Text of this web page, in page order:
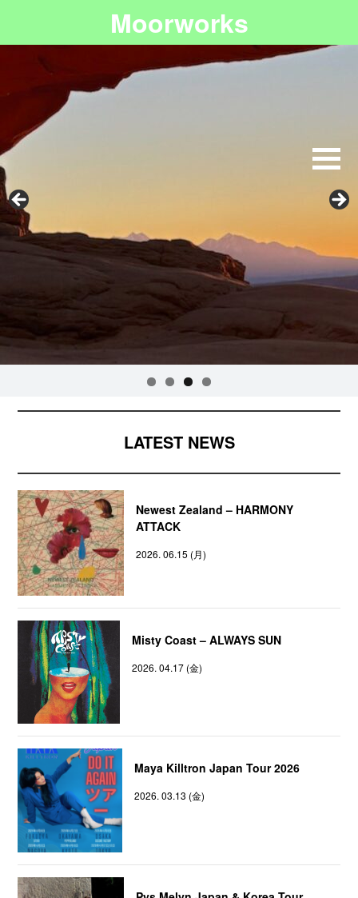
Moorworks
LATEST NEWS
Newest Zealand – HARMONY
ATTACK
2026. 06.15 (月)
Misty Coast – ALWAYS SUN
2026. 04.17 (金)
Maya Killtron Japan Tour 2026
2026. 03.13 (金)